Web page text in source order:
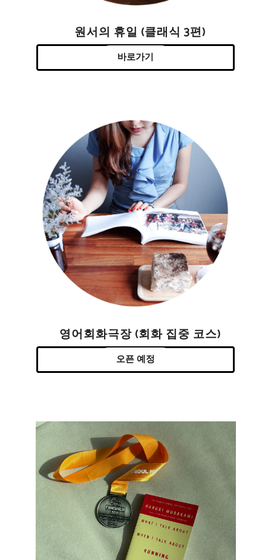
원서의 휴일 (클래식 3편)
바로가기
영어회화극장 (회화 집중 코스)
오픈 예정